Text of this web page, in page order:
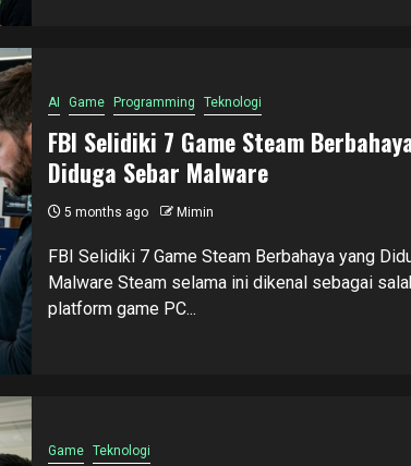
AI Game Programming Teknologi
FBI Selidiki 7 Game Steam
Diduga Sebar Malware
5 months ago Mimin
FBI Selidiki 7 Game Steam Berbahaya yang
Malware Steam selama ini dikenal sebagai
platform game PC...
Game Teknologi